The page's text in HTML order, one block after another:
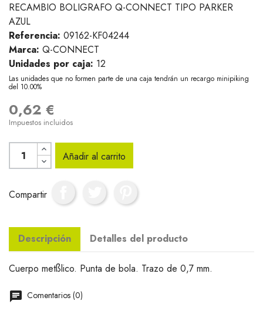
RECAMBIO BOLIGRAFO Q-CONNECT TIPO PARKER
AZUL
Referencia: 09162-KF04244
Marca: Q-CONNECT
Unidades por caja: 12
Las unidades que no formen parte de una caja tendrán un recargo minipiking
del 10.00%
0,62 €
Impuestos incluidos
Añadir al carrito
Compartir
Descripción Detalles del producto
Cuerpo metßlico. Punta de bola. Trazo de 0,7 mm.
Comentarios (0)